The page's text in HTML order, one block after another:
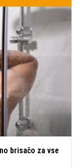
brisačo za vse